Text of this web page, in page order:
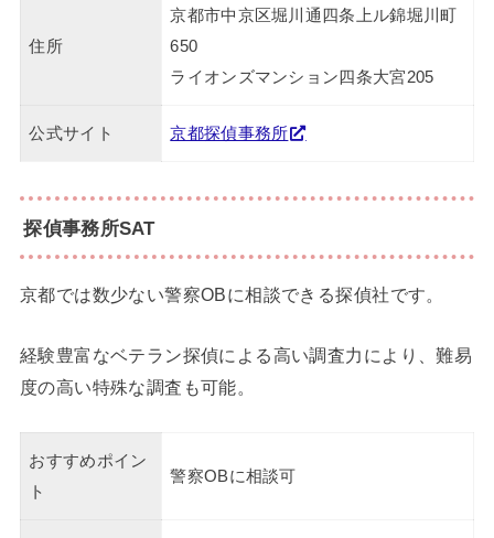
住所
京都市中京区堀川通四条上ル錦堀川町
650
ライオンズマンション四条大宮205
公式サイト 京都探偵事務所
探偵事務所SAT
京都では数少ない警察OBに相談できる探偵社です。
経験豊富なベテラン探偵による高い調査力により、難易
度の高い特殊な調査も可能。
おすすめポイン
ト
警察OBに相談可